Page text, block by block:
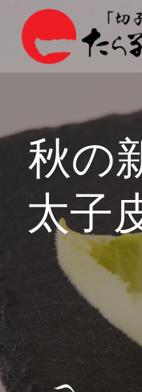
秋の
太子